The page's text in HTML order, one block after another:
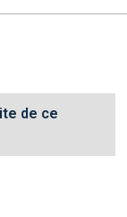
de ce